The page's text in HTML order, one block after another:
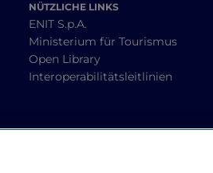
NÜTZLICHE LINKS
ENIT S.p.A.
Ministerium für Tourismus
Open Library
Interoperabilitätsleitlinien